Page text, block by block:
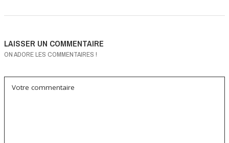
LAISSER UN COMMENTAIRE
ON ADORE LES COMMENTAIRES !
Votre commentaire